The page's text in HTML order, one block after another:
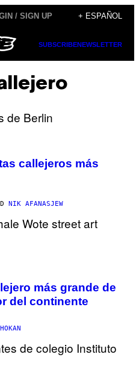
/ SIGN UP + ESPAÑOL
SUBSCRIBENEWSLETTER
callejeros más
NIK AFANASJEW
más grande de
del continente